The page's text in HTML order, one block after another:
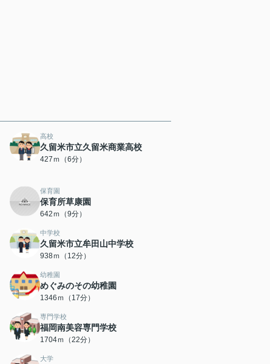
高校
久留米市立久留米商業高校
427ｍ（6分）
保育園
保育所草康園
642ｍ（9分）
中学校
久留米市立牟田山中学校
938ｍ（12分）
幼稚園
めぐみのその幼稚園
1346ｍ（17分）
専門学校
福岡南美容専門学校
1704ｍ（22分）
大学